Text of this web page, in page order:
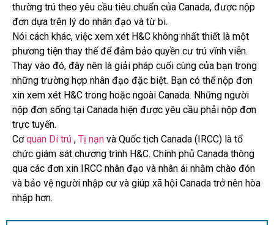
thường trú theo yêu cầu tiêu chuẩn của Canada, được nộp
đơn dựa trên lý do nhân đạo và từ bi.
Nói cách khác, việc xem xét H&C không nhất thiết là một
phương tiện thay thế để đảm bảo quyền cư trú vĩnh viễn.
Thay vào đó, đây nên là giải pháp cuối cùng của bạn trong
những trường hợp nhân đạo đặc biệt. Bạn có thể nộp đơn
xin xem xét H&C trong hoặc ngoài Canada. Những người
nộp đơn sống tại Canada hiện được yêu cầu phải nộp đơn
trực tuyến.
Cơquan Di trú , Tị nạn và Quốc tịch Canada (IRCC) là tổ
chức giám sát chương trình H&C. Chính phủ Canada thông
qua các đơn xin IRCC nhân đạo và nhân ái nhằm chào đón
và bảo vệ người nhập cư và giúp xã hội Canada trở nên hòa
nhập hơn.